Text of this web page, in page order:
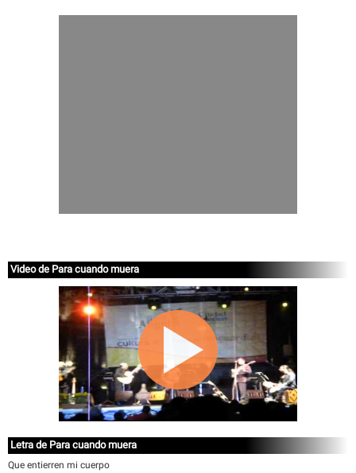
Video de Para cuando muera
Letra de Para cuando muera
Que entierren mi cuerpo